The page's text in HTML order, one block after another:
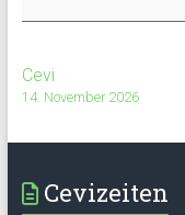
Cevi
14. November 2026
Cevizeiten